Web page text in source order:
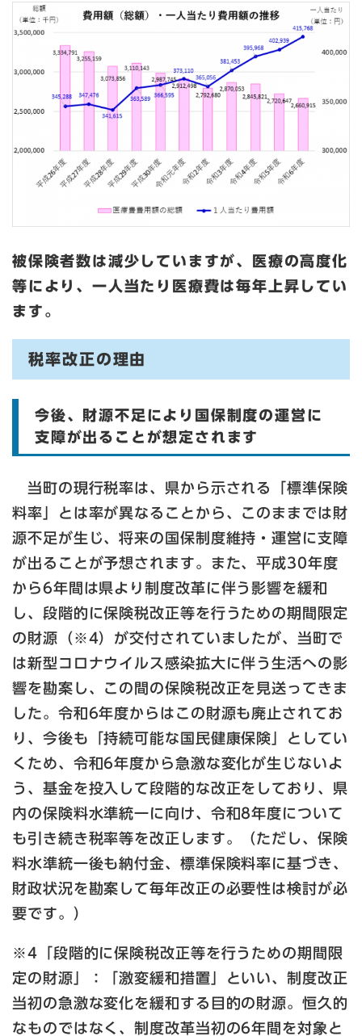
被保険者数は減少していますが、医療の高度化
等により、一人当たり医療費は毎年上昇してい
ます。
税率改正の理由
今後、財源不足により国保制度の運営に
支障が出ることが想定されます
当町の現行税率は、県から示される「標準保険
料率」とは率が異なることから、このままでは財
源不足が生じ、将来の国保制度維持・運営に支障
が出ることが予想されます。また、平成30年度
から6年間は県より制度改革に伴う影響を緩和
し、段階的に保険税改正等を行うための期間限定
の財源（※4）が交付されていましたが、当町で
は新型コロナウイルス感染拡大に伴う生活への影
響を勘案し、この間の保険税改正を見送ってきま
した。令和6年度からはこの財源も廃止されてお
り、今後も「持続可能な国民健康保険」としてい
くため、令和6年度から急激な変化が生じないよ
う、基金を投入して段階的な改正をしており、県
内の保険料水準統一に向け、令和8年度について
も引き続き税率等を改正します。（ただし、保険
料水準統一後も納付金、標準保険料率に基づき、
財政状況を勘案して毎年改正の必要性は検討が必
要です。）
※4「段階的に保険税改正等を行うための期間限
定の財源」：「激変緩和措置」といい、制度改正
当初の急激な変化を緩和する目的の財源。恒久的
なものではなく、制度改革当初の6年間を対象と